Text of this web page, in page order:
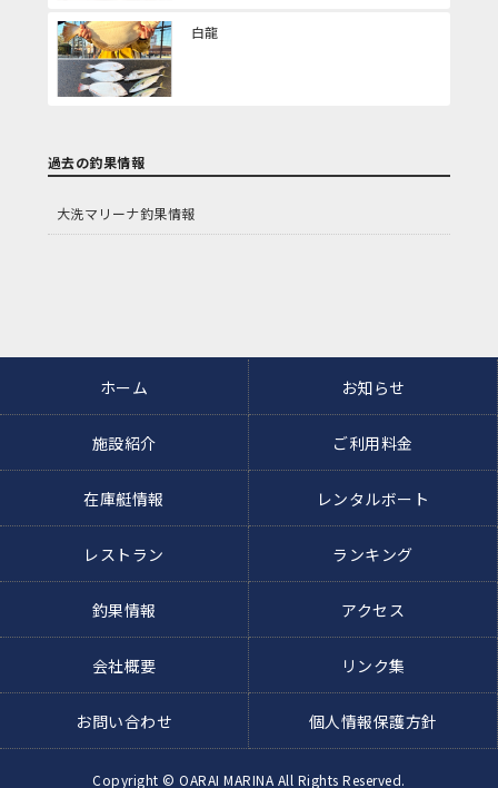
白龍
過去の釣果情報
大洗マリーナ釣果情報
ホーム お知らせ
施設紹介 ご利用料金
在庫艇情報 レンタルボート
レストラン ランキング
釣果情報 アクセス
会社概要 リンク集
お問い合わせ 個人情報保護方針
Copyright © OARAI MARINA All Rights Reserved.